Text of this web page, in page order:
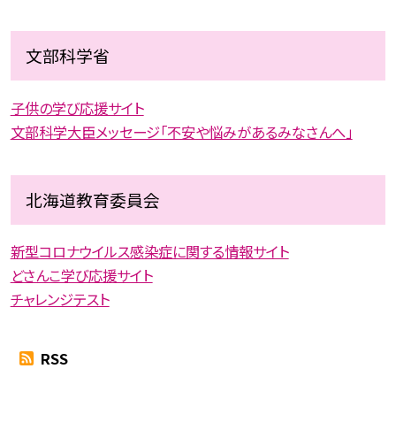
文部科学省
子供の学び応援サイト
文部科学大臣メッセージ「不安や悩みがあるみなさんへ」
北海道教育委員会
新型コロナウイルス感染症に関する情報サイト
どさんこ学び応援サイト
チャレンジテスト
RSS